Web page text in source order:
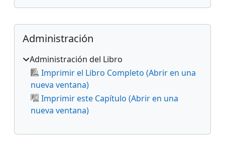
Bloques suplementarios
Salta Administración
Administración
Administración del Libro
Imprimir el Libro Completo (Abrir en una
nueva ventana)
Imprimir este Capítulo (Abrir en una
nueva ventana)